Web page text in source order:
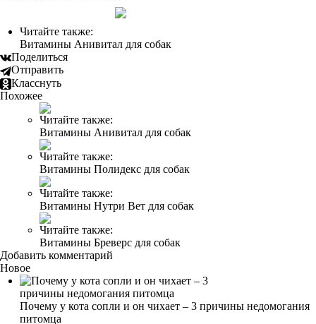
Читайте также:
Витамины Анивитал для собак
Поделиться
Отправить
Класснуть
Похожее
Читайте также:
Витамины Анивитал для собак
Читайте также:
Витамины Полидекс для собак
Читайте также:
Витамины Нутри Вет для собак
Читайте также:
Витамины Бреверс для собак
Добавить комментарий
Новое
Почему у кота сопли и он чихает – 3 причины недомогания
питомца